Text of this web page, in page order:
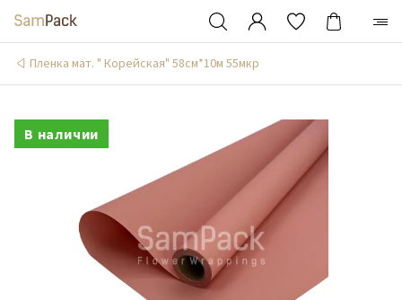
Пленка мат. " Корейская" 58см*10м 55мкр
В наличии